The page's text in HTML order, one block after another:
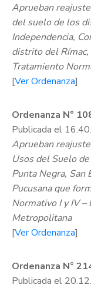
Aprueban
del suelo de los
Independencia,
distrito del
Tratamiento
[Ver Ordenanza]
Ordenanza N°
Publicada el
Aprueban
Usos del Suelo
Punta Negra, San
Pucusana que
Normativo I y IV –
Metropolitana
[Ver Ordenanza]
Ordenanza N°
Publicada el